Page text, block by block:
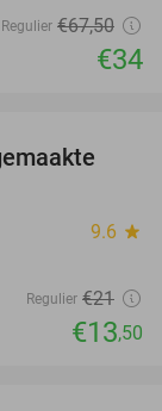
Regulier €67,50
€34
36%
9.6 star
Regulier €21
€13,50